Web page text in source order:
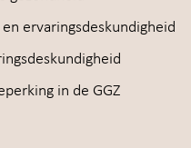
ervaringsdeskundigheid
in de GGZ